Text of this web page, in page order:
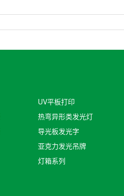
UV平板打印
热弯异形类发光灯
导光板发光字
亚克力发光吊牌
灯箱系列